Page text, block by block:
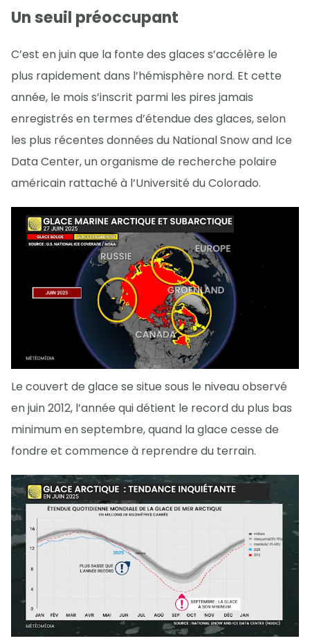
Un seuil préoccupant
C’est en juin que la fonte des glaces s’accélère le
plus rapidement dans l’hémisphère nord. Et cette
année, le mois s’inscrit parmi les pires jamais
enregistrés en termes d’étendue des glaces, selon
les plus récentes données du National Snow and Ice
Data Center, un organisme de recherche polaire
américain rattaché à l’Université du Colorado.
Le couvert de glace se situe sous le niveau observé
en juin 2012, l’année qui détient le record du plus bas
minimum en septembre, quand la glace cesse de
fondre et commence à reprendre du terrain.